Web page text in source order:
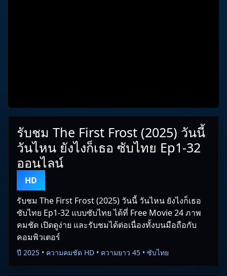
รับชม The First Frost (2025) วันนี้
วันไหน ยังไงก็เธอ ซับไทย Ep1-32
ออนไลน์
HD
รับชม The First Frost (2025) วันนี้ วันไหน ยังไงก็เธอ
ซับไทย Ep1-32 แบบซับไทย ได้ที่ Free Movie 24 ภาพ
คมชัด เปิดดูง่าย และรับชมได้ต่อเนื่องทั้งบนมือถือกับ
คอมพิวเตอร์
ปี 2025 • ความคมชัด HD • ความยาว 45 • ซับไทย